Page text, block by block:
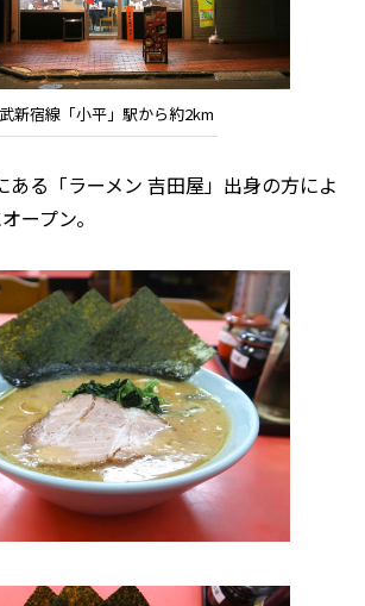
新宿線「小平」駅から約2km
る「ラーメン 吉田屋」出身の方によ
ープン。